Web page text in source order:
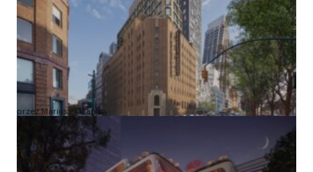
Zmieniają więzienie dla kobiet w nowoczesny
apartamentowiec
przez Mariusz Kolanko 20 lipca, 2024